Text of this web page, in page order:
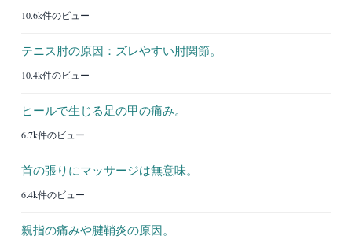
10.6k件のビュー
テニス肘の原因：ズレやすい肘関節。
10.4k件のビュー
ヒールで生じる足の甲の痛み。
6.7k件のビュー
首の張りにマッサージは無意味。
6.4k件のビュー
親指の痛みや腱鞘炎の原因。